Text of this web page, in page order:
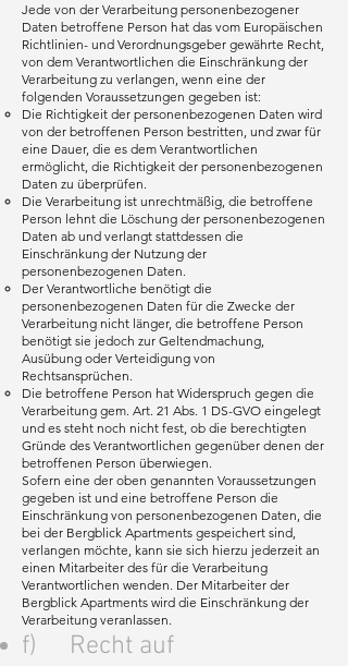
Jede von der Verarbeitung personenbezogener
Daten betroffene Person hat das vom Europäischen
Richtlinien- und Verordnungsgeber gewährte Recht,
von dem Verantwortlichen die Einschränkung der
Verarbeitung zu verlangen, wenn eine der
folgenden Voraussetzungen gegeben ist:
Die Richtigkeit der personenbezogenen Daten wird
von der betroffenen Person bestritten, und zwar für
eine Dauer, die es dem Verantwortlichen
ermöglicht, die Richtigkeit der personenbezogenen
Daten zu überprüfen.
Die Verarbeitung ist unrechtmäßig, die betroffene
Person lehnt die Löschung der personenbezogenen
Daten ab und verlangt stattdessen die
Einschränkung der Nutzung der
personenbezogenen Daten.
Der Verantwortliche benötigt die
personenbezogenen Daten für die Zwecke der
Verarbeitung nicht länger, die betroffene Person
benötigt sie jedoch zur Geltendmachung,
Ausübung oder Verteidigung von
Rechtsansprüchen.
Die betroffene Person hat Widerspruch gegen die
Verarbeitung gem. Art. 21 Abs. 1 DS-GVO eingelegt
und es steht noch nicht fest, ob die berechtigten
Gründe des Verantwortlichen gegenüber denen der
betroffenen Person überwiegen.
Sofern eine der oben genannten Voraussetzungen
gegeben ist und eine betroffene Person die
Einschränkung von personenbezogenen Daten, die
bei der Bergblick Apartments gespeichert sind,
verlangen möchte, kann sie sich hierzu jederzeit an
einen Mitarbeiter des für die Verarbeitung
Verantwortlichen wenden. Der Mitarbeiter der
Bergblick Apartments wird die Einschränkung der
Verarbeitung veranlassen.
f) Recht auf